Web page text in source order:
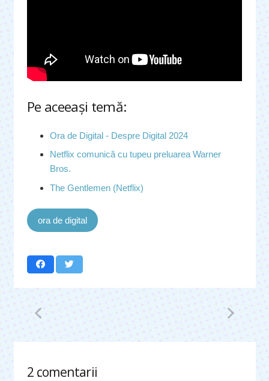
Pe aceeaşi temă:
Ora de Digital - Despre Digital 2024
Netflix comunică cu tupeu preluarea Warner
Bros.
The Gentlemen (Netflix)
ora de digital
2 comentarii
.